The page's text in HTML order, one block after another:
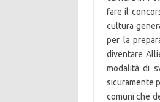
fare il
cultura
per la
diventare
modalità di
sicuramente
comuni che